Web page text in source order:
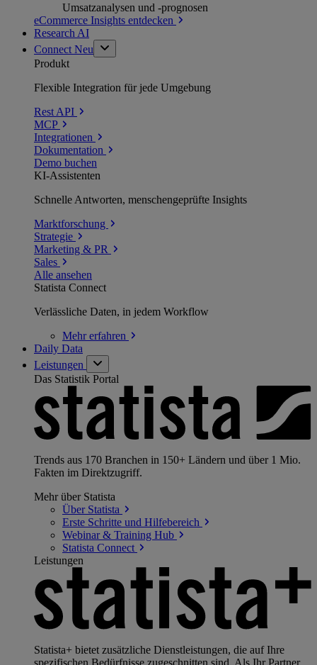
Umsatzanalysen und -prognosen
eCommerce Insights entdecken
Research AI
Connect Neu
Produkt
Flexible Integration für jede Umgebung
Rest API
MCP
Integrationen
Dokumentation
Demo buchen
KI-Assistenten
Schnelle Antworten, menschengeprüfte Insights
Marktforschung
Strategie
Marketing & PR
Sales
Alle ansehen
Statista Connect
Verlässliche Daten, in jedem Workflow
Mehrerfahren
Daily Data
Leistungen
Das Statistik Portal
Trends aus 170 Branchen in 150+ Ländern und über 1 Mio.
Fakten im Direktzugriff.
Mehr über Statista
Über Statista
Erste Schritte und Hilfebereich
Webinar & Training Hub
Statista Connect
Leistungen
Statista+ bietet zusätzliche Dienstleistungen, die auf Ihre
spezifischen Bedürfnisse zugeschnitten sind. Als Ihr Partner